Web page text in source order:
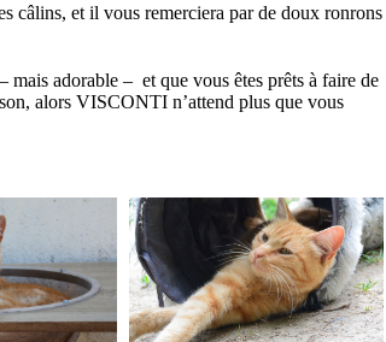
câlins, et il vous remerciera par de doux ronrons
mais adorable – et que vous êtes prêts à faire de
alors VISCONTI n’attend plus que vous